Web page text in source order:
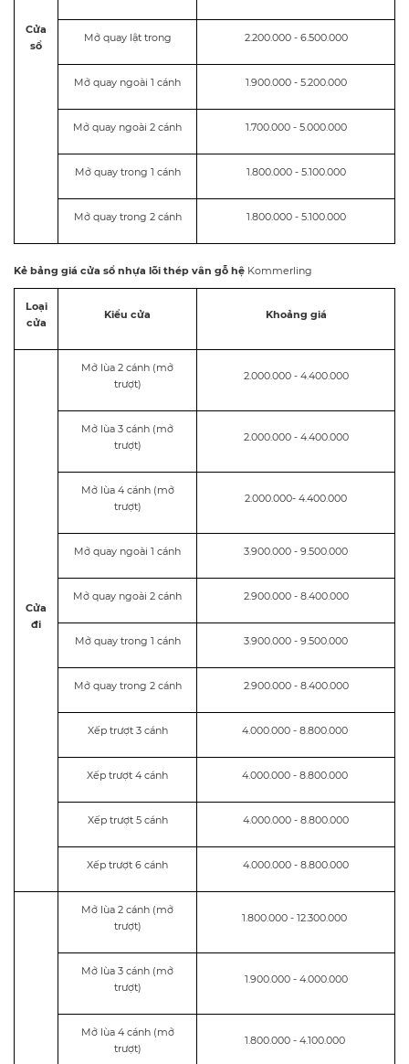
Cửa
sổ
Mở quay lật trong 2.200.000 - 6.500.000
Mở quay ngoài 1 cánh 1.900.000 - 5.200.000
Mở quay ngoài 2 cánh 1.700.000 - 5.000.000
Mở quay trong 1 cánh 1.800.000 - 5.100.000
Mở quay trong 2 cánh 1.800.000 - 5.100.000
Kẻ bảng giá cửa sổ nhựa lõi thép vân gỗ hệ Kommerling
Loại
cửa
Kiểu cửa Khoảng giá
Cửa
đi
Mở lùa 2 cánh (mở
trượt)
2.000.000 - 4.400.000
Mở lùa 3 cánh (mở
trượt)
2.000.000 - 4.400.000
Mở lùa 4 cánh (mở
trượt)
2.000.000- 4.400.000
Mở quay ngoài 1 cánh 3.900.000 - 9.500.000
Mở quay ngoài 2 cánh 2.900.000 - 8.400.000
Mở quay trong 1 cánh 3.900.000 - 9.500.000
Mở quay trong 2 cánh 2.900.000 - 8.400.000
Xếp trượt 3 cánh 4.000.000 - 8.800.000
Xếp trượt 4 cánh 4.000.000 - 8.800.000
Xếp trượt 5 cánh 4.000.000 - 8.800.000
Xếp trượt 6 cánh 4.000.000 - 8.800.000
Mở lùa 2 cánh (mở
trượt)
1.800.000 - 12.300.000
Mở lùa 3 cánh (mở
trượt)
1.900.000 - 4.000.000
Mở lùa 4 cánh (mở
trượt)
1.800.000 - 4.100.000